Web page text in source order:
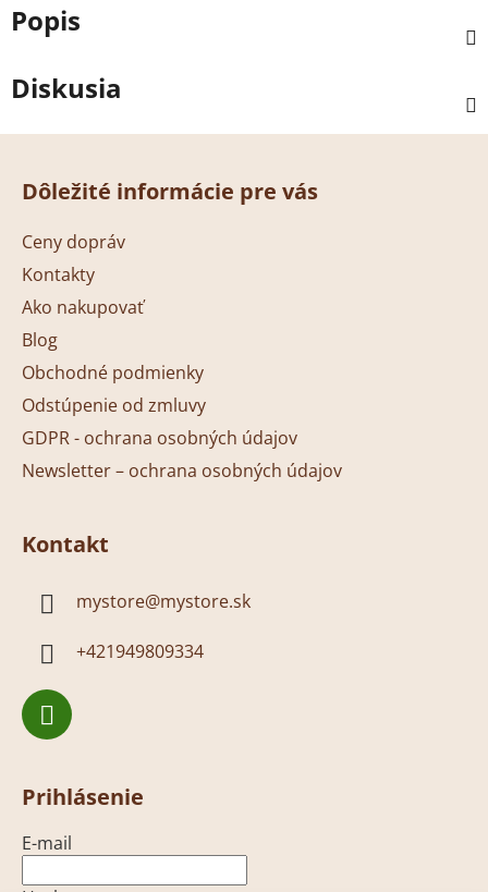
Popis
Diskusia
Z
Dôležité informácie pre vás
Ceny dopráv
Kontakty
Ako nakupovať
Blog
Obchodné podmienky
Odstúpenie od zmluvy
GDPR - ochrana osobných údajov
Newsletter – ochrana osobných údajov
Kontakt
mystore@mystore.sk
+421949809334
Prihlásenie
E-mail